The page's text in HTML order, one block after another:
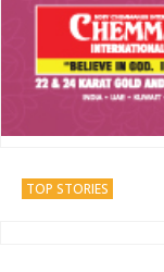
TOP STORIES